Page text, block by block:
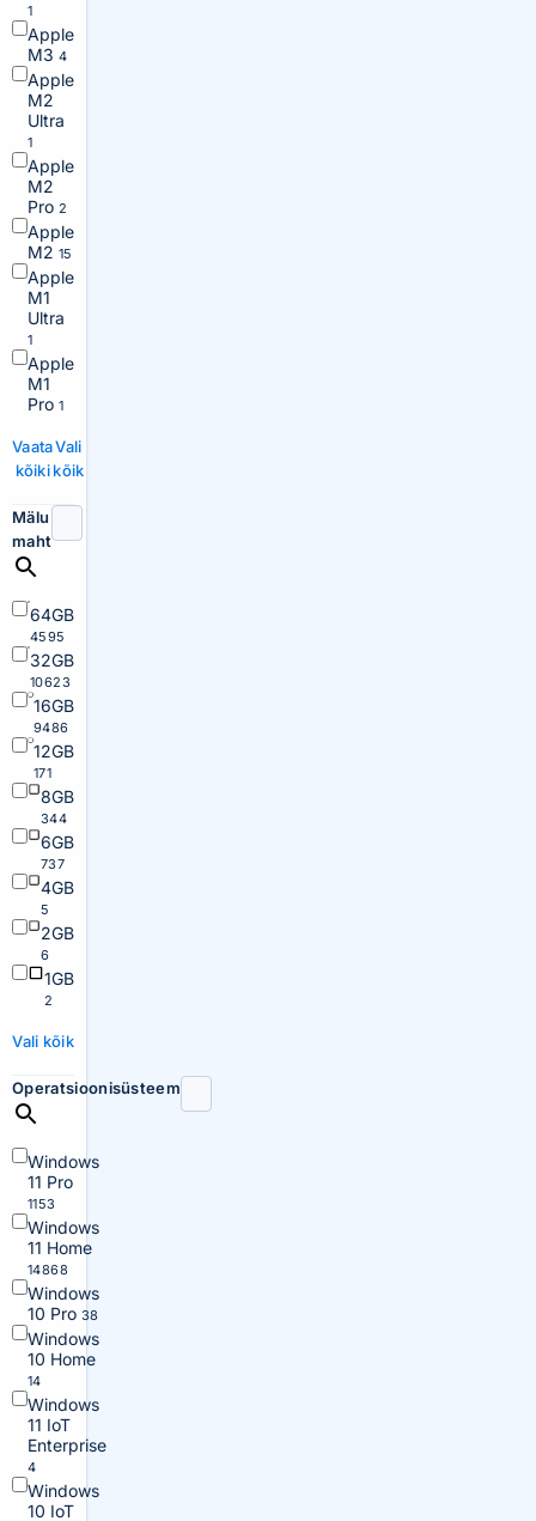
1
Apple
M3 4
Apple
M2
Ultra
1
Apple
M2
Pro 2
Apple
M2 15
Apple
M1
Ultra
1
Apple
M1
Pro 1
Vaata
kõiki
Vali
kõik
Mälu
maht
64GB
4595
32GB
10623
16GB
9486
12GB
171
8GB
344
6GB
737
4GB
5
2GB
6
1GB
2
Vali kõik
Operatsioonisüsteem
Windows
11 Pro
1153
Windows
11 Home
14868
Windows
10 Pro 38
Windows
10 Home
14
Windows
11 IoT
Enterprise
4
Windows
10 IoT